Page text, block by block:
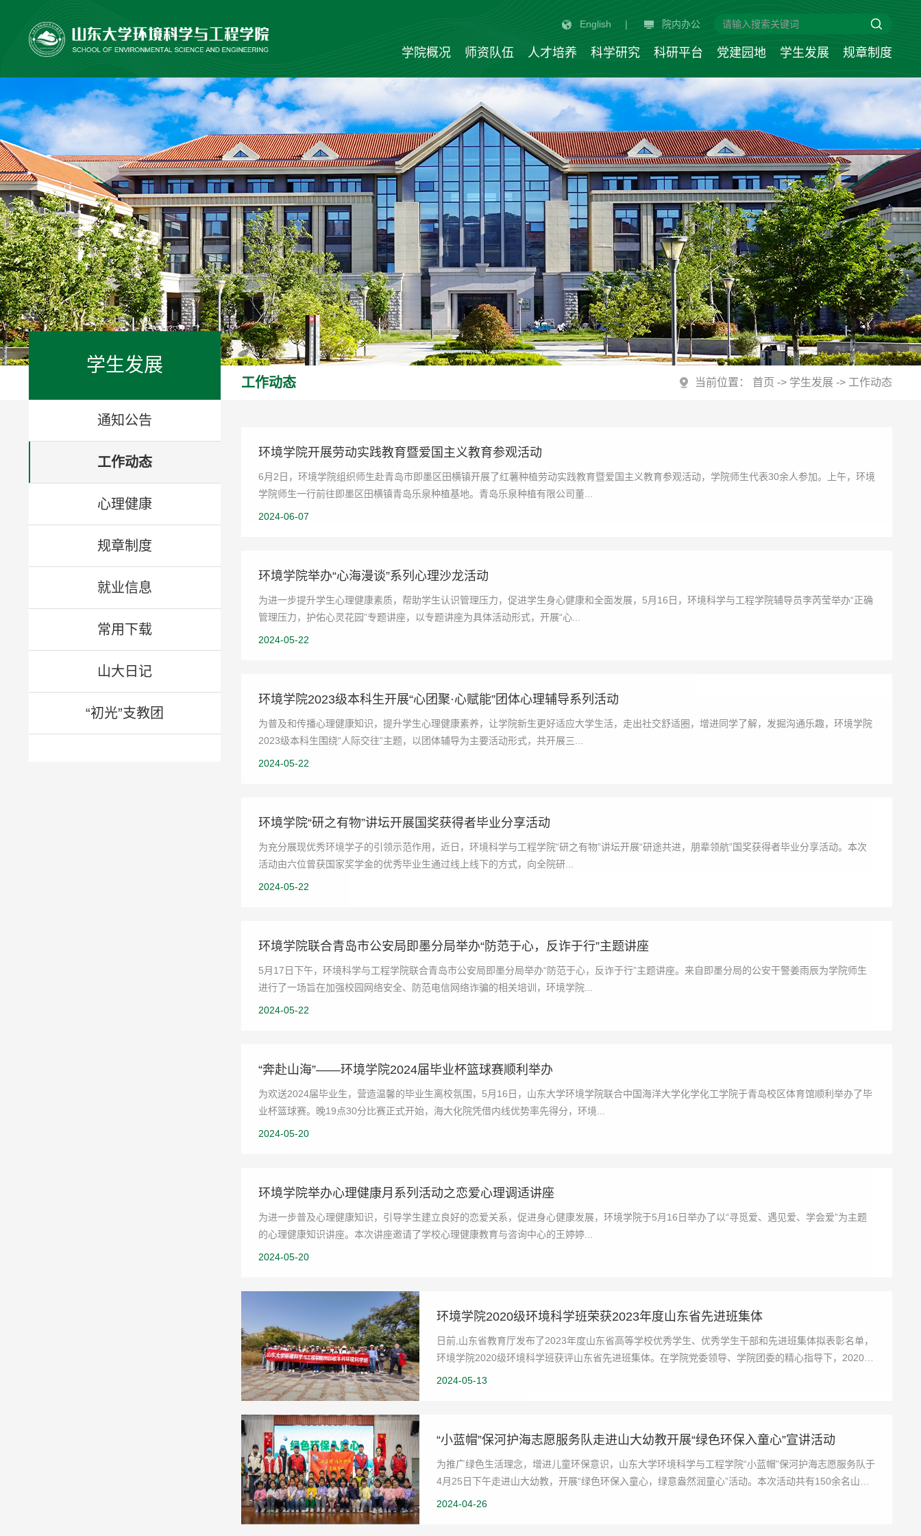
English | 院内办公
学院概况 师资队伍 人才培养 科学研究 科研平台 党建园地 学生发展 规章制度
学生发展
通知公告
工作动态
心理健康
规章制度
就业信息
常用下载
山大日记
“初光”支教团
工作动态 当前位置： 首页 -> 学生发展 -> 工作动态
环境学院开展劳动实践教育暨爱国主义教育参观活动
6月2日，环境学院组织师生赴青岛市即墨区田横镇开展了红薯种植劳动实践教育暨爱国主义教育参观活动，学院师生代表30余人参加。上午，环境
学院师生一行前往即墨区田横镇青岛乐泉种植基地。青岛乐泉种植有限公司董...
2024-06-07
环境学院举办“心海漫谈”系列心理沙龙活动
为进一步提升学生心理健康素质，帮助学生认识管理压力，促进学生身心健康和全面发展，5月16日，环境科学与工程学院辅导员李芮莹举办“正确
管理压力，护佑心灵花园”专题讲座，以专题讲座为具体活动形式，开展“心...
2024-05-22
环境学院2023级本科生开展“心团聚·心赋能”团体心理辅导系列活动
为普及和传播心理健康知识，提升学生心理健康素养，让学院新生更好适应大学生活，走出社交舒适圈，增进同学了解，发掘沟通乐趣，环境学院
2023级本科生围绕“人际交往”主题，以团体辅导为主要活动形式，共开展三...
2024-05-22
环境学院“研之有物”讲坛开展国奖获得者毕业分享活动
为充分展现优秀环境学子的引领示范作用，近日，环境科学与工程学院“研之有物”讲坛开展“研途共进，朋辈领航”国奖获得者毕业分享活动。本次
活动由六位曾获国家奖学金的优秀毕业生通过线上线下的方式，向全院研...
2024-05-22
环境学院联合青岛市公安局即墨分局举办“防范于心，反诈于行”主题讲座
5月17日下午，环境科学与工程学院联合青岛市公安局即墨分局举办“防范于心，反诈于行”主题讲座。来自即墨分局的公安干警姜雨辰为学院师生
进行了一场旨在加强校园网络安全、防范电信网络诈骗的相关培训，环境学院...
2024-05-22
“奔赴山海”——环境学院2024届毕业杯篮球赛顺利举办
为欢送2024届毕业生，营造温馨的毕业生离校氛围，5月16日，山东大学环境学院联合中国海洋大学化学化工学院于青岛校区体育馆顺利举办了毕
业杯篮球赛。晚19点30分比赛正式开始，海大化院凭借内线优势率先得分，环境...
2024-05-20
环境学院举办心理健康月系列活动之恋爱心理调适讲座
为进一步普及心理健康知识，引导学生建立良好的恋爱关系，促进身心健康发展，环境学院于5月16日举办了以“寻觅爱、遇见爱、学会爱”为主题
的心理健康知识讲座。本次讲座邀请了学校心理健康教育与咨询中心的王婷婷...
2024-05-20
环境学院2020级环境科学班荣获2023年度山东省先进班集体
日前,山东省教育厅发布了2023年度山东省高等学校优秀学生、优秀学生干部和先进班集体拟表彰名单，
环境学院2020级环境科学班获评山东省先进班集体。在学院党委领导、学院团委的精心指导下，2020级
环科班不断加强和...
2024-05-13
“小蓝帽”保河护海志愿服务队走进山大幼教开展“绿色环保入童心”宣讲活动
为推广绿色生活理念，增进儿童环保意识，山东大学环境科学与工程学院“小蓝帽”保河护海志愿服务队于
4月25日下午走进山大幼教，开展“绿色环保入童心，绿意盎然润童心”活动。本次活动共有150余名山大
幼教师生热...
2024-04-26